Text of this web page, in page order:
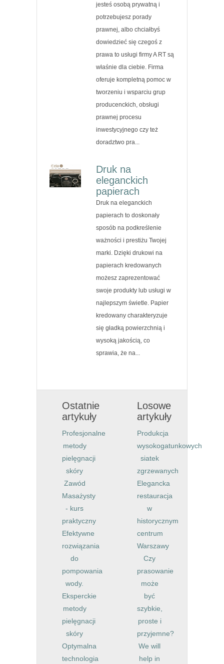
jesteś osobą prywatną i
potrzebujesz porady
prawnej, albo chciałbyś
dowiedzieć się czegoś z
prawa to usługi firmy A RT są
właśnie dla ciebie. Firma
oferuje kompletną pomoc w
tworzeniu i wsparciu grup
producenckich, obsługi
prawnej procesu
inwestycyjnego czy też
doradztwo pra...
Druk na
eleganckich
papierach
Druk na eleganckich
papierach to doskonały
sposób na podkreślenie
ważności i prestiżu Twojej
marki. Dzięki drukowi na
papierach kredowanych
możesz zaprezentować
swoje produkty lub usługi w
najlepszym świetle. Papier
kredowany charakteryzuje
się gładką powierzchnią i
wysoką jakością, co
sprawia, że na...
Ostatnie
artykuły
Profesjonalne
metody
pielęgnacji
skóry
Zawód
Masażysty
- kurs
praktyczny
Efektywne
rozwiązania
do
pompowania
wody.
Eksperckie
metody
pielęgnacji
skóry
Optymalna
technologia
Losowe
artykuły
Produkcja
wysokogatunkowych
siatek
zgrzewanych
Elegancka
restauracja
w
historycznym
centrum
Warszawy
Czy
prasowanie
może
być
szybkie,
proste i
przyjemne?
We will
help in